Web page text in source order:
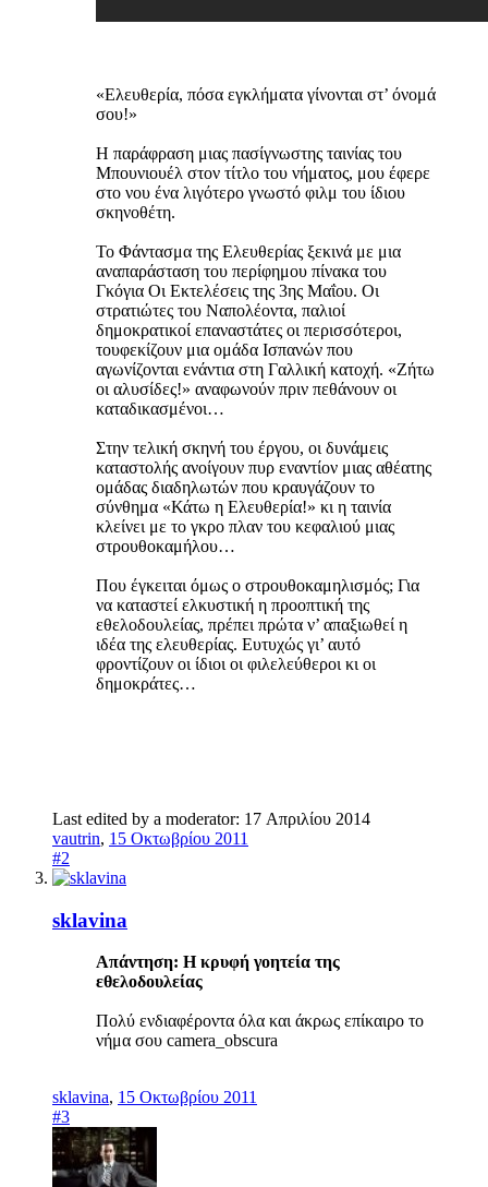
«Ελευθερία, πόσα εγκλήματα γίνονται στ’ όνομά
σου!»
Η παράφραση μιας πασίγνωστης ταινίας του
Μπουνιουέλ στον τίτλο του νήματος, μου έφερε
στο νου ένα λιγότερο γνωστό φιλμ του ίδιου
σκηνοθέτη.
Το Φάντασμα της Ελευθερίας ξεκινά με μια
αναπαράσταση του περίφημου πίνακα του
Γκόγια Οι Εκτελέσεις της 3ης Μαΐου. Οι
στρατιώτες του Ναπολέοντα, παλιοί
δημοκρατικοί επαναστάτες οι περισσότεροι,
τουφεκίζουν μια ομάδα Ισπανών που
αγωνίζονται ενάντια στη Γαλλική κατοχή. «Ζήτω
οι αλυσίδες!» αναφωνούν πριν πεθάνουν οι
καταδικασμένοι…
Στην τελική σκηνή του έργου, οι δυνάμεις
καταστολής ανοίγουν πυρ εναντίον μιας αθέατης
ομάδας διαδηλωτών που κραυγάζουν το
σύνθημα «Κάτω η Ελευθερία!» κι η ταινία
κλείνει με το γκρο πλαν του κεφαλιού μιας
στρουθοκαμήλου…
Που έγκειται όμως ο στρουθοκαμηλισμός; Για
να καταστεί ελκυστική η προοπτική της
εθελοδουλείας, πρέπει πρώτα ν’ απαξιωθεί η
ιδέα της ελευθερίας. Ευτυχώς γι’ αυτό
φροντίζουν οι ίδιοι οι φιλελεύθεροι κι οι
δημοκράτες…
Last edited by a moderator: 17 Απριλίου 2014
vautrin, 15 Οκτωβρίου 2011
#2
sklavina
Απάντηση: Η κρυφή γοητεία της
εθελοδουλείας
Πολύ ενδιαφέροντα όλα και άκρως επίκαιρο το
νήμα σου camera_obscura
sklavina, 15 Οκτωβρίου 2011
#3